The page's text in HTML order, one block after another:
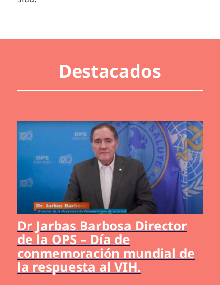
Destacados
Dr Jarbas Barbosa Director
de la OPS – Día de
conmemoración mundial de
la respuesta al VIH.